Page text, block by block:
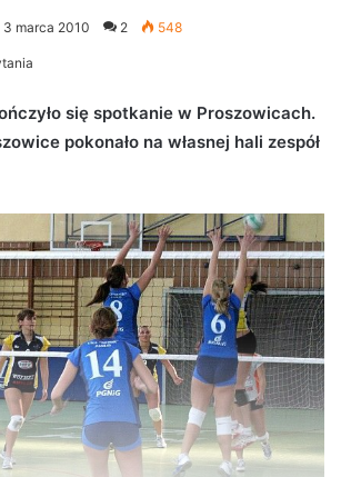
3 marca 2010 2 548
się spotkanie w Proszowicach.
pokonało na własnej hali zespół